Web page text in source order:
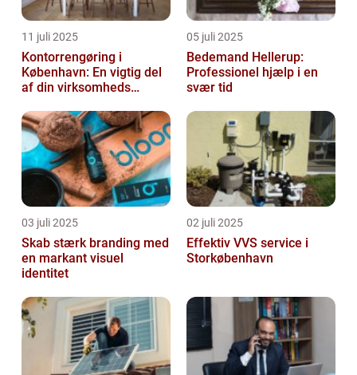
11 juli 2025
Kontorrengøring i
København: En vigtig del
af din virksomheds
05 juli 2025
Bedemand Hellerup:
Professionel hjælp i en
svær tid
03 juli 2025
Skab stærk branding med
en markant visuel
identitet
02 juli 2025
Effektiv VVS service i
Storkøbenhavn